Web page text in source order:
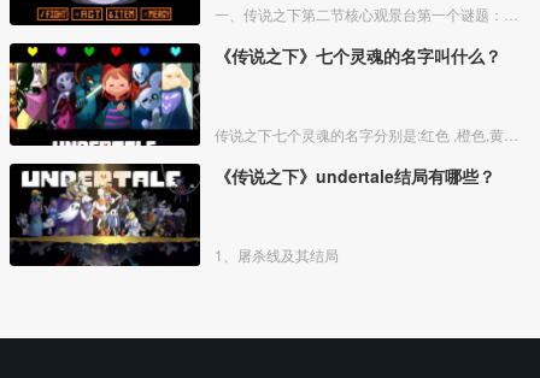
《传说之下》七个灵魂的名字叫什么？
《传说之下》undertale结局有哪些？
1、屠杀线及其结局